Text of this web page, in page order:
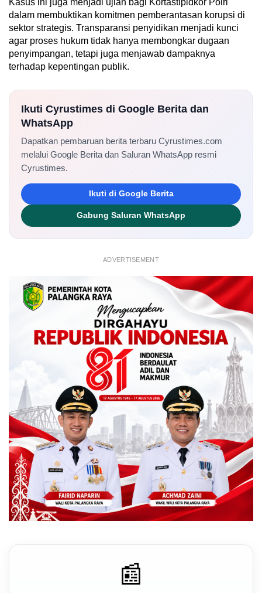
dalam membuktikan komitmen pemberantasan korupsi di
sektor strategis. Transparansi penyidikan menjadi kunci
agar proses hukum tidak hanya membongkar dugaan
penyimpangan, tetapi juga menjawab dampaknya
terhadap kepentingan publik.
Ikuti Cyrustimes di Google Berita dan
WhatsApp
Dapatkan pembaruan berita terbaru Cyrustimes.com
melalui Google Berita dan Saluran WhatsApp resmi
Cyrustimes.
Ikuti di Google Berita
Gabung Saluran WhatsApp
ADVERTISEMENT
📰